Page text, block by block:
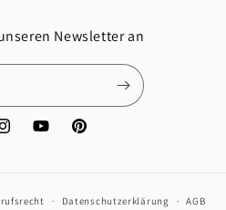
Newsletter an
YouTubePinterest
Datenschutzerklärung AGB